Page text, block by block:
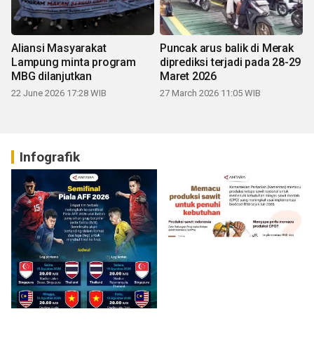
Aliansi Masyarakat
Lampung minta program
MBG dilanjutkan
22 June 2026 17:28 WIB
Puncak arus balik di Merak
diprediksi terjadi pada 28-29
Maret 2026
27 March 2026 11:05 WIB
Infografik